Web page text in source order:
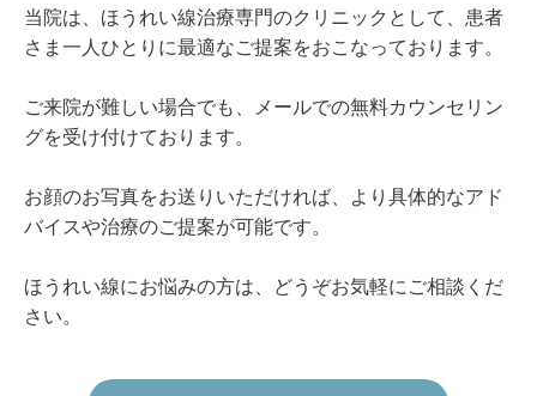
当院は、ほうれい線治療専門のクリニックとして、患者
さま一人ひとりに最適なご提案をおこなっております。
ご来院が難しい場合でも、メールでの無料カウンセリン
グを受け付けております。
お顔のお写真をお送りいただければ、より具体的なアド
バイスや治療のご提案が可能です。
ほうれい線にお悩みの方は、どうぞお気軽にご相談くだ
さい。